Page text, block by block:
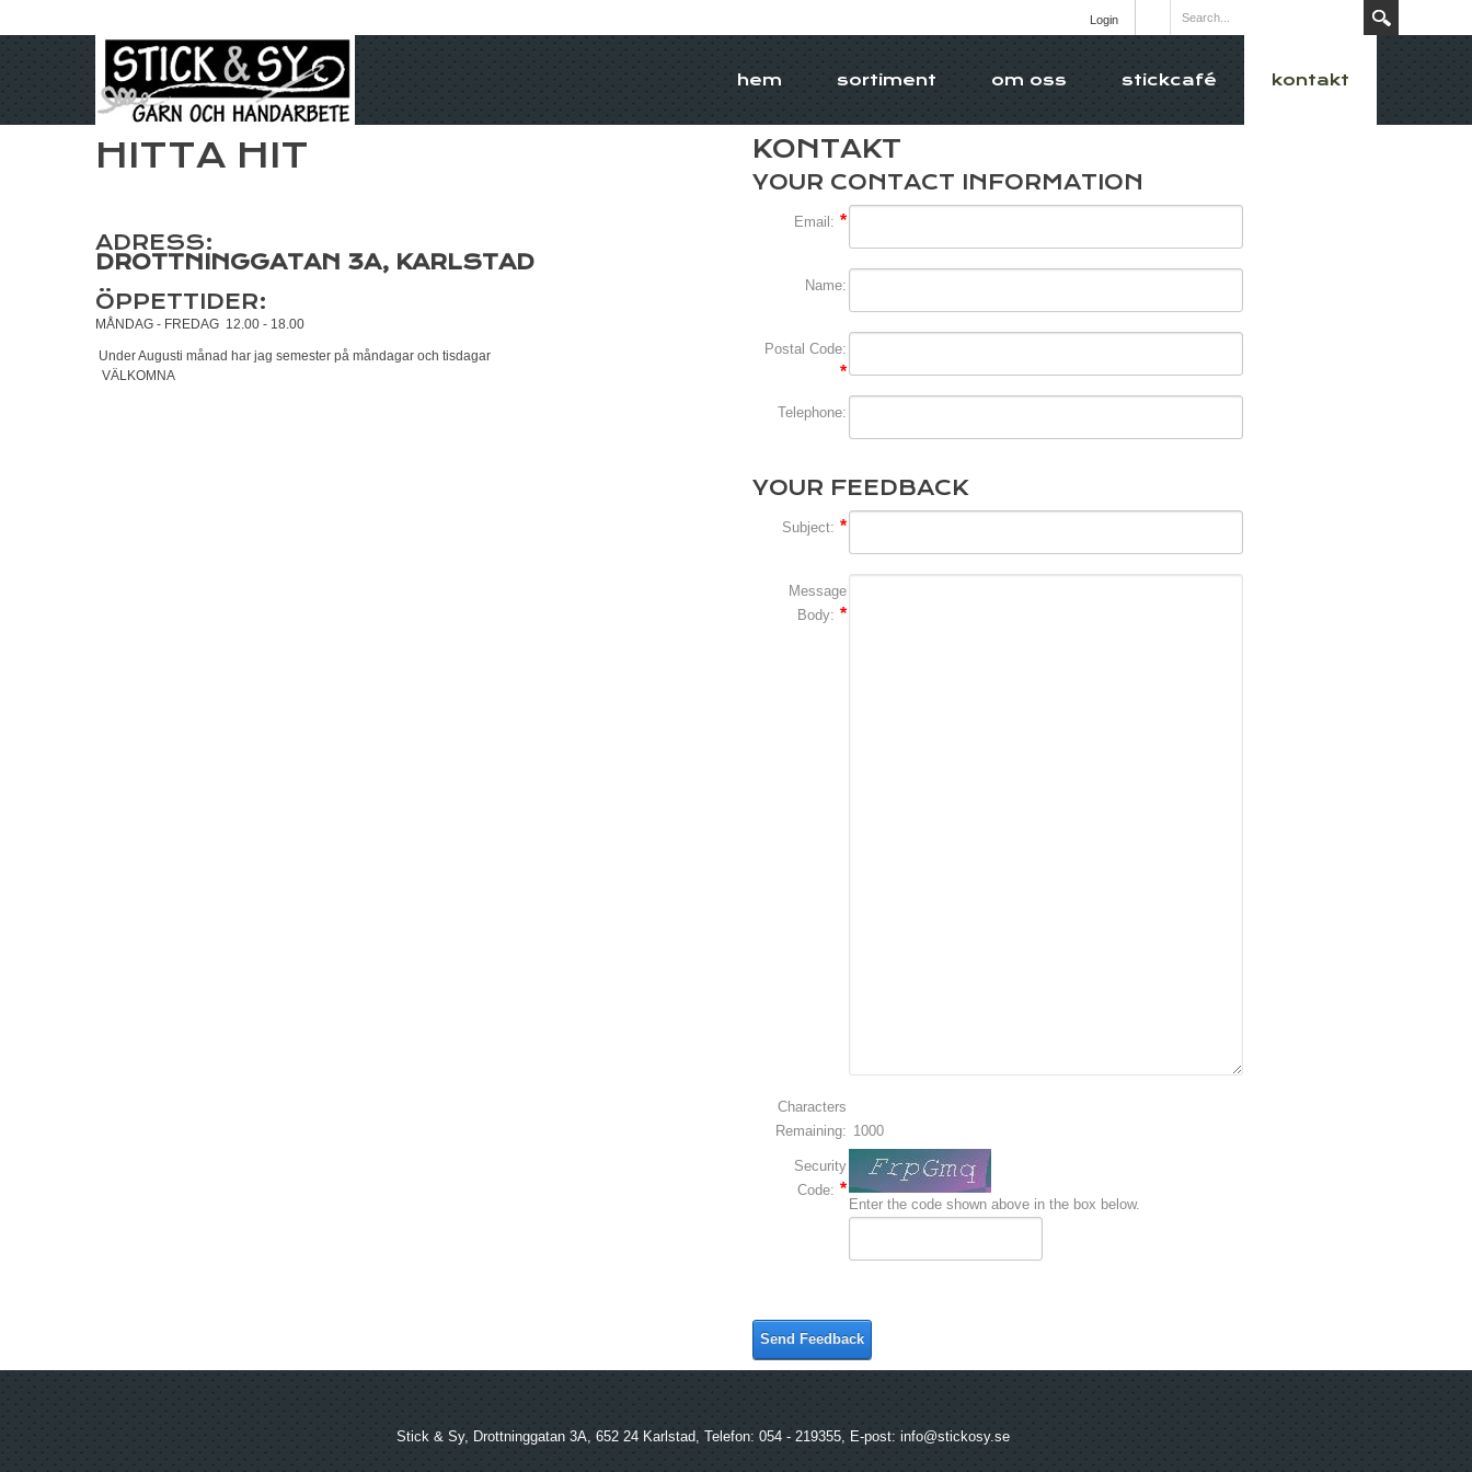
Login
hem sortiment om oss stickcafé kontakt
HITTA HIT
ADRESS:
DROTTNINGGATAN 3A, KARLSTAD
ÖPPETTIDER:
MÅNDAG - FREDAG 12.00 - 18.00
Under Augusti månad har jag semester på måndagar och tisdagar
VÄLKOMNA
KONTAKT
YOUR CONTACT INFORMATION
Email:
Name:
Postal Code:
Telephone:
YOUR FEEDBACK
Subject:
Message
Body:
Characters
Remaining: 1000
Security
Code:
Enter the code shown above in the box below.
Send Feedback
Stick & Sy, Drottninggatan 3A, 652 24 Karlstad, Telefon: 054 - 219355, E-post: info@stickosy.se